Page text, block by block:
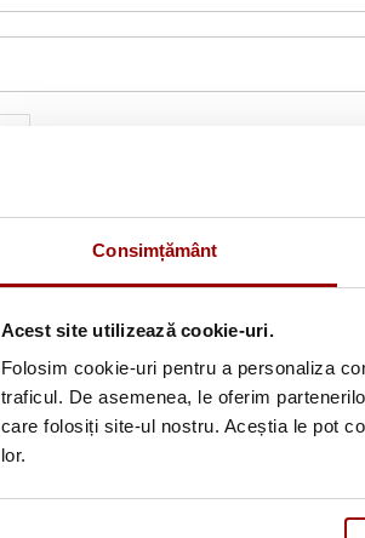
Consimțământ
Acest site utilizează cookie-uri.
Folosim cookie-uri pentru a personaliza
traficul. De asemenea, le oferim
care folosiți site-ul nostru. Aceștia le pot
lor.